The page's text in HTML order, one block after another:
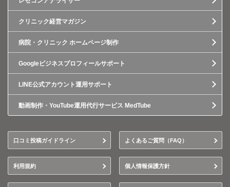
クリニック経営マガジン
病院・クリニック ホームページ制作
Googleビジネスプロフィールサポート
LINE公式アカウント運用サポート
動画制作・YouTube運用代行サービス MedTube
口コミ投稿ガイドライン よくあるご質問（FAQ）
利用規約 個人情報保護方針